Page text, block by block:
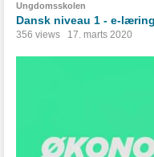
Ungdomsskolen
Dansk niveau 1 - e-
356 views 17. marts 2020